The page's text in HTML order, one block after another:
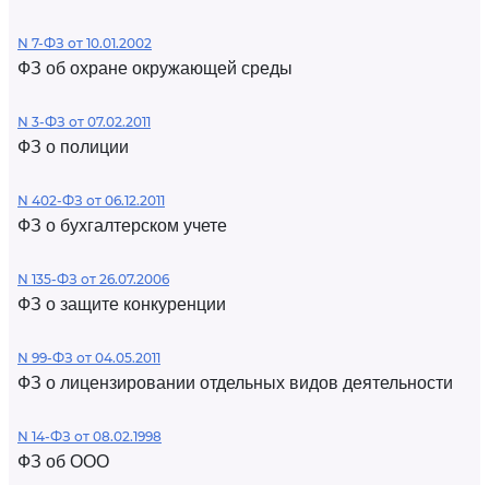
N 7-ФЗ от 10.01.2002
ФЗ об охране окружающей среды
N 3-ФЗ от 07.02.2011
ФЗ о полиции
N 402-ФЗ от 06.12.2011
ФЗ о бухгалтерском учете
N 135-ФЗ от 26.07.2006
ФЗ о защите конкуренции
N 99-ФЗ от 04.05.2011
ФЗ о лицензировании отдельных видов деятельности
N 14-ФЗ от 08.02.1998
ФЗ об ООО